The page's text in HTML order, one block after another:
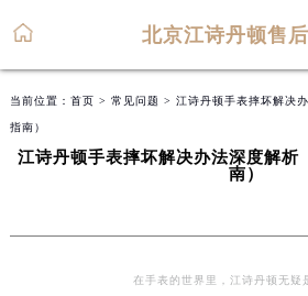
北京江诗丹顿售
当前位置： 首页 > 常见问题 > 江诗丹顿手表摔坏解决
指南）
江诗丹顿手表摔坏解决办法深度解析
南）
在手表的世界里，江诗丹顿无疑